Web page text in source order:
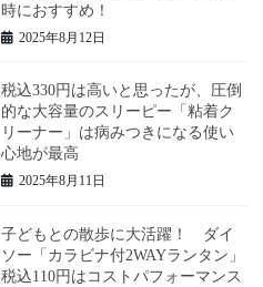
時におすすめ！
2025年8月12日
税込330円は高いと思ったが、圧倒
的な大容量のスリーピー「粘着ク
リーナー」は病みつきになる使い
心地が最高
2025年8月11日
子どもとの散歩に大活躍！ ダイ
ソー「カラビナ付2WAYランタン」
税込110円はコストパフォーマンス